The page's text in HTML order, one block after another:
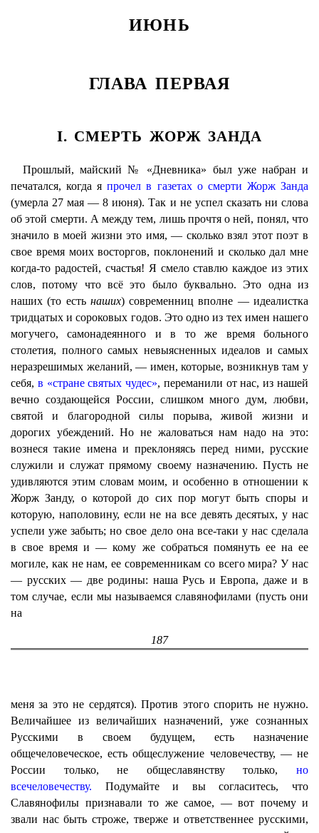
ИЮНЬ
ГЛАВА ПЕРВАЯ
I. СМЕРТЬ ЖОРЖ ЗАНДА
Прошлый, майский № «Дневника» был уже набран и
печатался, когда япрочел в газетах о смерти Жорж Занда
(умерла 27 мая — 8 июня). Так и не успел сказать ни слова
об этой смерти. А между тем, лишь прочтя о ней, понял, что
значило в моей жизни это имя, — сколько взял этот поэт в
свое время моих восторгов, поклонений и сколько дал мне
когда-то радостей, счастья! Я смело ставлю каждое из этих
слов, потому что всё это было буквально. Это одна из
наших (то есть наших) современниц вполне — идеалистка
тридцатых и сороковых годов. Это одно из тех имен нашего
могучего, самонадеянного и в то же время больного
столетия, полного самых невыясненных идеалов и самых
неразрешимых желаний, — имен, которые, возникнув там у
себя, в «стране святых чудес», переманили от нас, из нашей
вечно создающейся России, слишком много дум, любви,
святой и благородной силы порыва, живой жизни и
дорогих убеждений. Но не жаловаться нам надо на это:
вознеся такие имена и преклоняясь перед ними, русские
служили и служат прямому своему назначению. Пусть не
удивляются этим словам моим, и особенно в отношении к
Жорж Занду, о которой до сих пор могут быть споры и
которую, наполовину, если не на все девять десятых, у нас
успели уже забыть; но свое дело она все-таки у нас сделала
в свое время и — кому же собраться помянуть ее на ее
могиле, как не нам, ее современникам со всего мира? У нас
— русских — две родины: наша Русь и Европа, даже и в
том случае, если мы называемся славянофилами (пусть они
на
187
меня за это не сердятся). Против этого спорить не нужно.
Величайшее из величайших назначений, уже сознанных
Русскими в своем будущем, есть назначение
общечеловеческое, есть общеслужение человечеству, — не
России только, не общеславянству только, но
всечеловечеству. Подумайте и вы согласитесь, что
Славянофилы признавали то же самое, — вот почему и
звали нас быть строже, тверже и ответственнее русскими,